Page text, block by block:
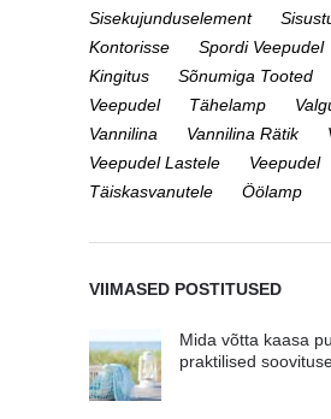
Sisekujunduselement
Kontorisse
Spordi Veepudel
Kingitus
Sõnumiga Tooted
Veepudel
Tähelamp
Vannilina
Vannilina Rätik
Veepudel Lastele
Veepudel
Täiskasvanutele
Öölamp
VIIMASED POSTITUSED
Mida võtta kaasa
praktilised